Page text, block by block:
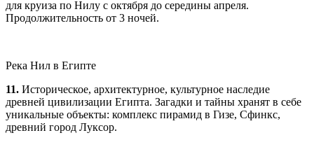
для круиза по Нилу с октября до середины апреля.
Продолжительность от 3 ночей.
Река Нил в Египте
11. Историческое, архитектурное, культурное наследие
древней цивилизации Египта. Загадки и тайны хранят в себе
уникальные объекты: комплекс пирамид в Гизе, Сфинкс,
древний город Луксор.